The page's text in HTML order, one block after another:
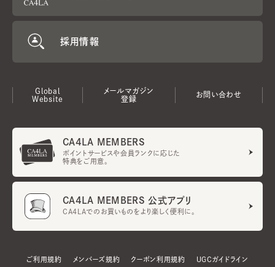
採用情報
Global
Website
メールマガジン
登録
お問い合わせ
CA4LA MEMBERS
ポイントサービスや会員ランクに応じた
特典をご用意。
CA4LA MEMBERS 公式アプリ
CA4LAでのお買いものをより楽しく便利に。
ご利用規約 メンバーズ規約 クーポン利用規約 UGCガイドライン